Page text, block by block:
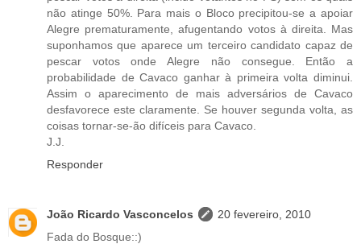
não atinge 50%. Para mais o Bloco precipitou-se a apoiar
Alegre prematuramente, afugentando votos à direita. Mas
suponhamos que aparece um terceiro candidato capaz de
pescar votos onde Alegre não consegue. Então a
probabilidade de Cavaco ganhar à primeira volta diminui.
Assim o aparecimento de mais adversários de Cavaco
desfavorece este claramente. Se houver segunda volta, as
coisas tornar-se-ão difíceis para Cavaco.
J.J.
Responder
João Ricardo Vasconcelos
20 fevereiro, 2010
Fada do Bosque::)